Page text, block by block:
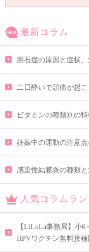
最新コラム
胆石症の原因と症状
二日酔いで頭痛が起
ビタミンの種類別の
妊娠中の運動の注意点
感染性結膜炎の種類
人気コラムラ
【LiLuLa事務局】小
HPVワクチン無料接